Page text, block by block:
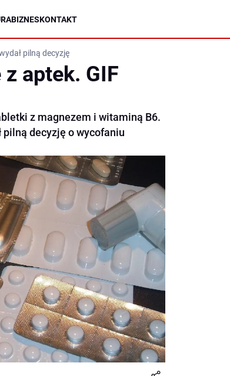
BIZNESKONTAKT
pilną decyzję
aptek. GIF
z magnezem i witaminą B6.
pilną decyzję o wycofaniu